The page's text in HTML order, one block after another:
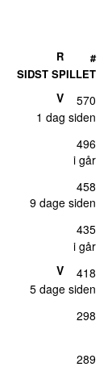
SIDST SPILLET
R #
1 dag siden
V 570
i går
496
9 dage siden
458
i går
435
5 dage siden
V 418
298
289